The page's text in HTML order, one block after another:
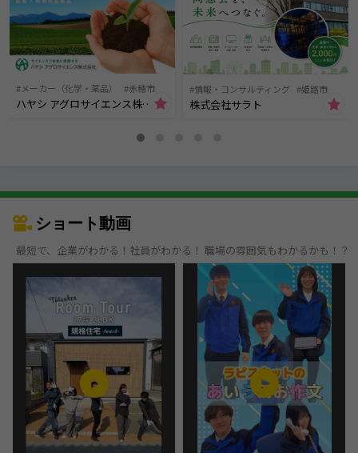
★まずは店舗に来て当社の雰囲気を知ってください！【主な取組実績】・
SDGsの取り組み
・KTMSモータースポーツ参戦
・神戸マラソン協賛
・プロサッカ－チ－ム『ヴィッセル神戸』オフィシャルスポンサ－
・神戸まつり兵庫区協賛
・セ－フティキャンペ－ン（災害に備えて、保存水を各店舗で備蓄）
メーカー（化学・薬品） 赤穂市
ハヤシ アグロサイエンス株式会社
情報・コンサルティング 姫路市
株式会社サラト
ショート動画
最短で、企業がわかる！社員がわかる！ 職場の雰囲気もわかるかも！？